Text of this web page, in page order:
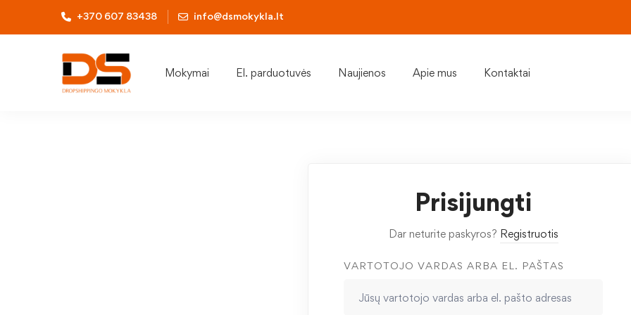
+370 607 83438 info@dsmokykla.lt
Mokymai El. parduotuvės Naujienos Apie mus Kontaktai
Prisijungti
Dar neturite paskyros? Registruotis
VARTOTOJO VARDAS ARBA EL. PAŠTAS